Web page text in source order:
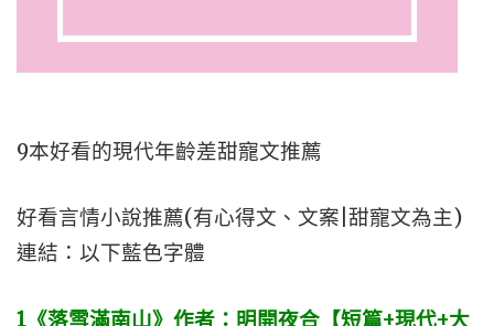
9本好看的現代年齡差甜寵文推薦
好看言情小說推薦(有心得文、文案|甜寵文為主)
連結：以下藍色字體
1 《落雪滿南山》作者：明開夜合【短篇+現代+大